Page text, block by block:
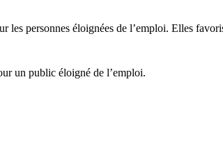
les personnes éloignées de l’emploi. Elles
un public éloigné de l’emploi.